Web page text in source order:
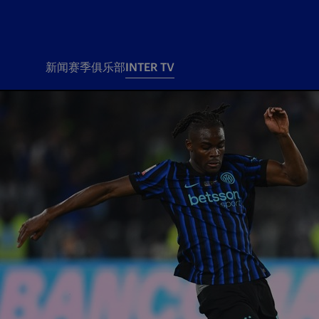
新闻
新闻 所有新闻
一线队
俱乐部
Tickets and stadium
国际米兰女子队
赛季
赛季 团队
赛程 赛果
俱乐部
俱乐
部
INTER TV
票务 Tickets
Season Pass
Season pass resale
Change owner
Siamo Noi Card